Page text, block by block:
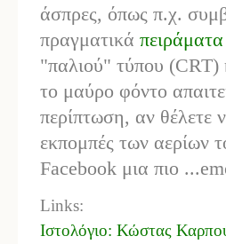
άσπρες, όπως π.χ.
πραγματικά πειράματα
"παλιού" τύπου (CRT)
το μαύρο φόντο
περίπτωση, αν θέλετε
εκπομπές των αερίων
Facebook μια πιο
Links:
Ιστολόγιο: Κώστας